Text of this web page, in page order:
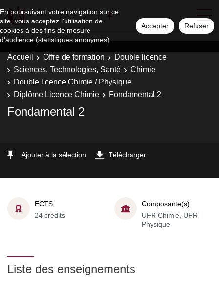
En poursuivant votre navigation sur ce
site, vous acceptez l'utilisation de
cookies à des fins de mesure
d'audience (statistiques anonymes).
Accepter Refuser
Accueil Offre de formation
Double licence
Sciences, Technologies, Santé
Chimie
Double licence Chimie / Physique
Diplôme Licence Chimie
Fondamental 2
Fondamental 2
Ajouter à la sélection Télécharger
ECTS
24 crédits
Composante(s)
UFR Chimie, UFR
Physique
Liste des enseignements